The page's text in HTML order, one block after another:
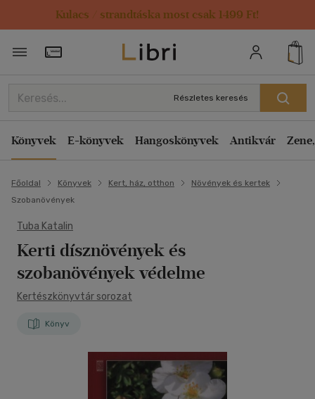
Kulacs / strandtáska most csak 1499 Ft!
Törzsvásárlói Kártya adatai
Részletes keresés
Könyvek E-könyvek Hangoskönyvek Antikvár
Főoldal Könyvek Kert, ház, otthon
Növények és kertek
Szobanövények
Tuba Katalin
Kerti dísznövények és
szobanövények védelme
Kertészkönyvtár sorozat
Könyv